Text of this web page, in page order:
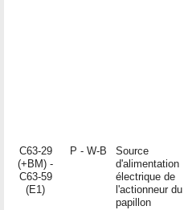
C63-29
(+BM) -
C63-59
(E1)
P - W-B
Source
d'alimentation
électrique de
l'actionneur du
papillon